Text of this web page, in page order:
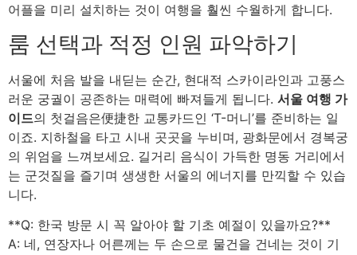
어플을 미리 설치하는 것이 여행을 훨씬 수월하게 합니다.
룸 선택과 적정 인원 파악하기
서울에 처음 발을 내딛는 순간, 현대적 스카이라인과 고풍스
러운 궁궐이 공존하는 매력에 빠져들게 됩니다. 서울 여행 가
이드의 첫걸음은便捷한 교통카드인 ‘T-머니’를 준비하는 일
이죠. 지하철을 타고 시내 곳곳을 누비며, 광화문에서 경복궁
의 위엄을 느껴보세요. 길거리 음식이 가득한 명동 거리에서
는 군것질을 즐기며 생생한 서울의 에너지를 만끽할 수 있습
니다.
**Q: 한국 방문 시 꼭 알아야 할 기초 예절이 있을까요?**
A: 네, 연장자나 어른께는 두 손으로 물건을 건네는 것이 기